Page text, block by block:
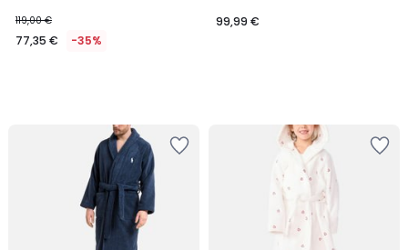
119,00 €
77,35 € -35%
99,99 €